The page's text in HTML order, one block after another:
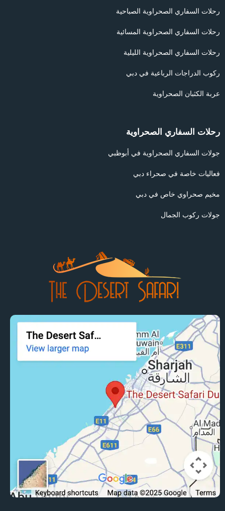
رحلات السفاري الصحراوية الصباحية
رحلات السفاري الصحراوية المسائية
رحلات السفاري الصحراوية الليلية
ركوب الدراجات الرباعية في دبي
عربة الكثبان الصحراوية
رحلات السفاري الصحراوية
جولات السفاري الصحراوية في أبوظبي
فعاليات خاصة في صحراء دبي
مخيم صحراوي خاص في دبي
جولات ركوب الجمال